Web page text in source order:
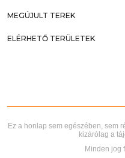
MEGÚJULT TEREK
ELÉRHETŐ TERÜLETEK
Ez a honlap sem egészében, sem
kizárólag a
Minden jog